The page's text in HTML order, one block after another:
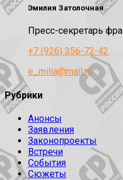
Эмилия Затолочная
Пресс-секретарь
+7 (926) 356-72-42
e_milia@mail.ru
Рубрики
Анонсы
Заявления
Законопроекты
Встречи
События
Сюжеты